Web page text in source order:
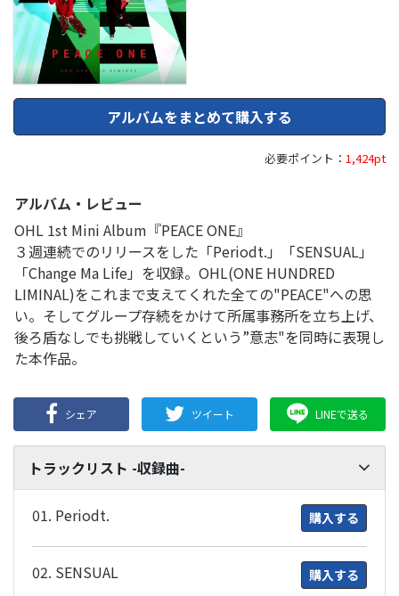
アルバムをまとめて購入する
必要ポイント： 1,424pt
アルバム・レビュー
OHL 1st Mini Album『PEACE ONE』
３週連続でのリリースをした「Periodt.」「SENSUAL」
「Change Ma Life」を収録。OHL(ONE HUNDRED
LIMINAL)をこれまで支えてくれた全ての"PEACE"への思
い。そしてグループ存続をかけて所属事務所を立ち上げ、
後ろ盾なしでも挑戦していくという”意志"を同時に表現し
た本作品。
シェア ツイート LINEで送る
トラックリスト -収録曲-
01. Periodt. 購入する
02. SENSUAL 購入する